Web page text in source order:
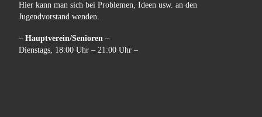
Hier kann man sich bei Problemen, Ideen usw. an den
Jugendvorstand wenden.
– Hauptverein/Senioren –
Dienstags, 18:00 Uhr – 21:00 Uhr –